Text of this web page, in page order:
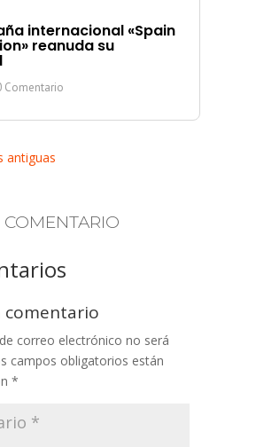
internacional «Spain
reanuda su
Comentario
antiguas
comentario
correo electrónico no será
campos obligatorios están
*